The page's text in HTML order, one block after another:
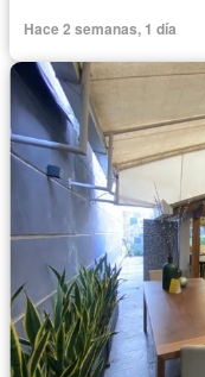
Hace 2 semanas, 1 día